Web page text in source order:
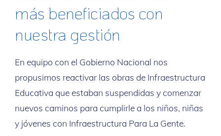
más beneficiados con
nuestra gestión
En equipo con el Gobierno Nacional nos
propusimos reactivar las obras de Infraestructura
Educativa que estaban suspendidas y comenzar
nuevos caminos para cumplirle a los niños, niñas
y jóvenes con Infraestructura Para La Gente.